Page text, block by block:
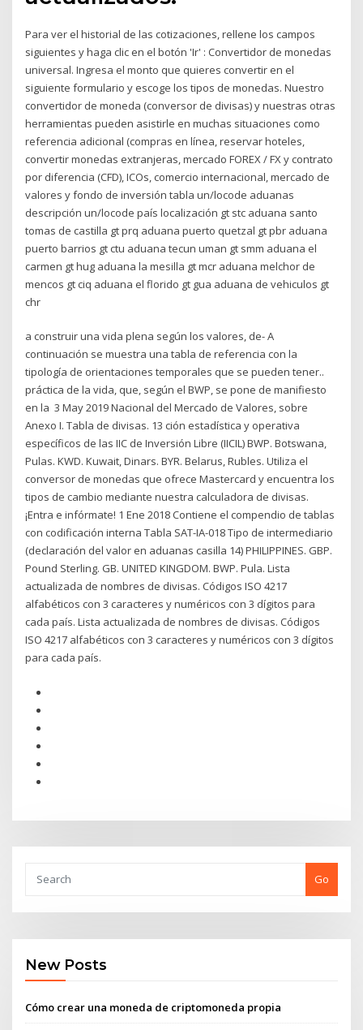
Para ver el historial de las cotizaciones, rellene los campos
siguientes y haga clic en el botón 'Ir' : Convertidor de monedas
universal. Ingresa el monto que quieres convertir en el
siguiente formulario y escoge los tipos de monedas. Nuestro
convertidor de moneda (conversor de divisas) y nuestras otras
herramientas pueden asistirle en muchas situaciones como
referencia adicional (compras en línea, reservar hoteles,
convertir monedas extranjeras, mercado FOREX / FX y contrato
por diferencia (CFD), ICOs, comercio internacional, mercado de
valores y fondo de inversión tabla un/locode aduanas
descripción un/locode país localización gt stc aduana santo
tomas de castilla gt prq aduana puerto quetzal gt pbr aduana
puerto barrios gt ctu aduana tecun uman gt smm aduana el
carmen gt hug aduana la mesilla gt mcr aduana melchor de
mencos gt ciq aduana el florido gt gua aduana de vehiculos gt
chr
a construir una vida plena según los valores, de- A
continuación se muestra una tabla de referencia con la
tipología de orientaciones temporales que se pueden tener..
práctica de la vida, que, según el BWP, se pone de manifiesto
en la 3 May 2019 Nacional del Mercado de Valores, sobre
Anexo I. Tabla de divisas. 13 ción estadística y operativa
específicos de las IIC de Inversión Libre (IICIL) BWP. Botswana,
Pulas. KWD. Kuwait, Dinars. BYR. Belarus, Rubles. Utiliza el
conversor de monedas que ofrece Mastercard y encuentra los
tipos de cambio mediante nuestra calculadora de divisas.
¡Entra e infórmate! 1 Ene 2018 Contiene el compendio de tablas
con codificación interna Tabla SAT-IA-018 Tipo de intermediario
(declaración del valor en aduanas casilla 14) PHILIPPINES. GBP.
Pound Sterling. GB. UNITED KINGDOM. BWP. Pula. Lista
actualizada de nombres de divisas. Códigos ISO 4217
alfabéticos con 3 caracteres y numéricos con 3 dígitos para
cada país. Lista actualizada de nombres de divisas. Códigos
ISO 4217 alfabéticos con 3 caracteres y numéricos con 3 dígitos
para cada país.
Go
New Posts
Cómo crear una moneda de criptomoneda propia